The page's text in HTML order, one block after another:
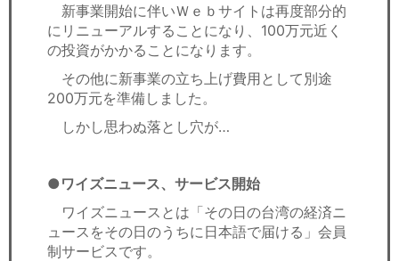
新事業開始に伴いＷｅｂサイトは再度部分的
にリニューアルすることになり、100万元近く
の投資がかかることになります。
その他に新事業の立ち上げ費用として別途
200万元を準備しました。
しかし思わぬ落とし穴が…
●ワイズニュース、サービス開始
ワイズニュースとは「その日の台湾の経済ニ
ュースをその日のうちに日本語で届ける」会員
制サービスです。